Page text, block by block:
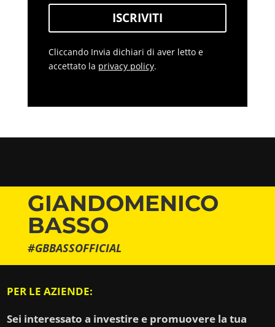
ISCRIVITI
Cliccando Invia dichiari di aver letto e
accettato la privacy policy.
GIANDOMENICO
BASSO
#GBBASSOFFICIAL
PER LE AZIENDE:
Sei interessato a investire e promuovere la tua